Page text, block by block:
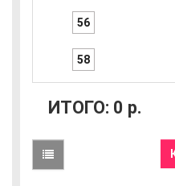
56
58
ИТОГО: 0 р.